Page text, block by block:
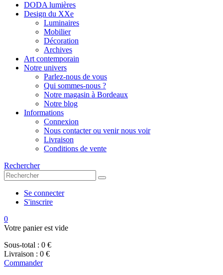
DODA lumières
Design du XXe
Luminaires
Mobilier
Décoration
Archives
Art contemporain
Notre univers
Parlez-nous de vous
Qui sommes-nous ?
Notre magasin à Bordeaux
Notre blog
Informations
Connexion
Nous contacter ou venir nous voir
Livraison
Conditions de vente
Rechercher
Se connecter
S'inscrire
0
Votre panier est vide
Sous-total : 0 €
Livraison : 0 €
Commander